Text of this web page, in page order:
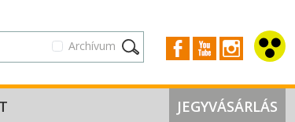
Archívum
JEGYVÁSÁRLÁS